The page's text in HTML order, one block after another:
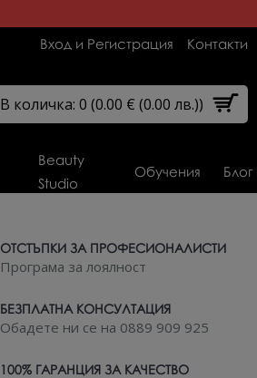
Вход и Регистрация Контакти
В количка: 0 (0.00 € (0.00 лв.))
Beauty
Studio
Обучения Блог
ОТСТЪПКИ ЗА ПРОФЕСИОНАЛИСТИ
Програма за лоялност
БЕЗПЛАТНА КОНСУЛТАЦИЯ
Обадете ни се на 0889 909 925
100% ГАРАНЦИЯ ЗА КАЧЕСТВО